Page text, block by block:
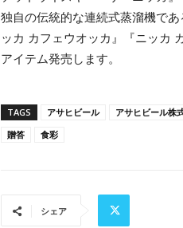
独自の伝統的な連続式蒸溜機で
ッカ カフェウオッカ』『ニッカ
アイテム発売します。
TAGS アサヒビール アサヒビール株
贈答
食彩
シェア